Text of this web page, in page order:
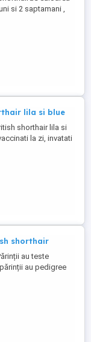
si 2 saptamani ,
de sanatate
lila si blue
shorthair lila si
la zi, invatati
Pretul nu e
shorthair
au teste
au pedigree
de sănătate,
la zi Crescuți
obișnuiți cu copiii,
afecțuoși Pot fi
6